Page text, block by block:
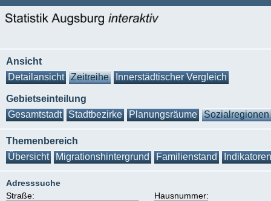
Ansicht
Detailansicht
Zeitreihe Innerstädtischer Vergleich
Gebietseinteilung
Gesamtstadt
Stadtbezirke Planungsräume Sozialregionen
Themenbereich
Übersicht
Migrationshintergrund Familienstand Indikatoren
Adresssuche
Straße:
Hausnummer: